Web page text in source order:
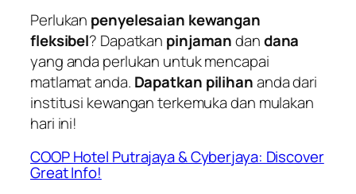
Perlukan penyelesaian kewangan
fleksibel? Dapatkan pinjamandandana
yang anda perlukan untuk mencapai
matlamat anda. Dapatkan pilihananda dari
institusi kewangan terkemuka dan mulakan
hari ini!
COOP Hotel Putrajaya & Cyberjaya: Discover
Great Info!